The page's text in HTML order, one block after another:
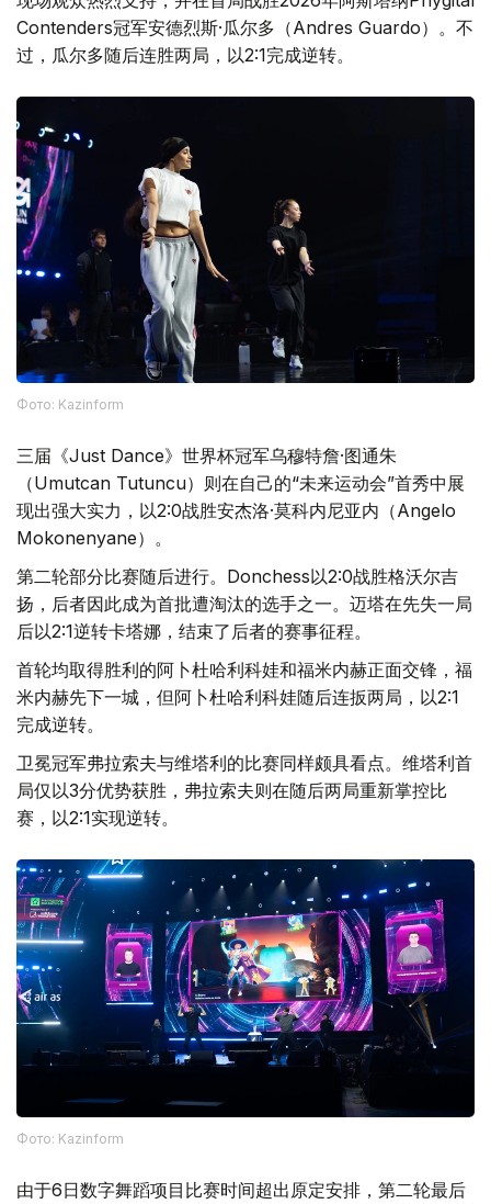
Contenders冠军安德烈斯·瓜尔多（Andres Guardo）。不
过，瓜尔多随后连胜两局，以2:1完成逆转。
Фото: Kazinform
三届《Just Dance》世界杯冠军乌穆特詹·图通朱
（Umutcan Tutuncu）则在自己的“未来运动会”首秀中展
现出强大实力，以2:0战胜安杰洛·莫科内尼亚内（Angelo
Mokonenyane）。
第二轮部分比赛随后进行。Donchess以2:0战胜格沃尔吉
扬，后者因此成为首批遭淘汰的选手之一。迈塔在先失一局
后以2:1逆转卡塔娜，结束了后者的赛事征程。
首轮均取得胜利的阿卜杜哈利科娃和福米内赫正面交锋，福
米内赫先下一城，但阿卜杜哈利科娃随后连扳两局，以2:1
完成逆转。
卫冕冠军弗拉索夫与维塔利的比赛同样颇具看点。维塔利首
局仅以3分优势获胜，弗拉索夫则在随后两局重新掌控比
赛，以2:1实现逆转。
Фото: Kazinform
由于6日数字舞蹈项目比赛时间超出原定安排，第二轮最后